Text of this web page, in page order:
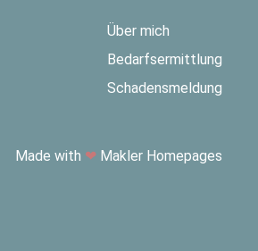
Über mich
Bedarfsermittlung
Schadensmeldung
Made with ❤Makler Homepages